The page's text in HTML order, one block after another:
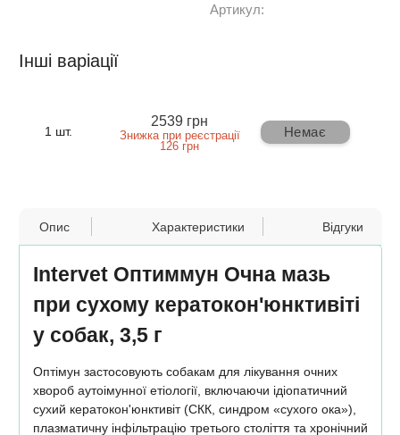
Артикул:
Інші варіації
1 шт.
2539 грн
Знижка при реєстрації
126 грн
Немає
Опис Характеристики Відгуки
Intervet Оптиммун Очна мазь
при сухому кератокон'юнктивіті
у собак, 3,5 г
Оптімун застосовують собакам для лікування очних
хвороб аутоімунної етіології, включаючи ідіопатичний
сухий кератокон'юнктивіт (СКК, синдром «сухого ока»),
плазматичну інфільтрацію третього століття та хронічний